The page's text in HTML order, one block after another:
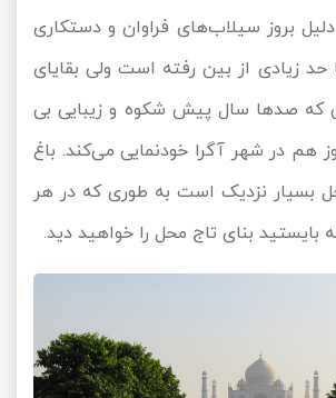
دلیل بروز سیلاب‌های فراوان و دستکاری
حد زیادی از بین رفته است ولی بقایای
که صدها سال پیش شکوه و زیبایی بی
هم در شهر آگرا خودنمایی می‌کند. باغ
بسیار نزدیک است به طوری که در هر
بنای تاج محل را خواهید دید.